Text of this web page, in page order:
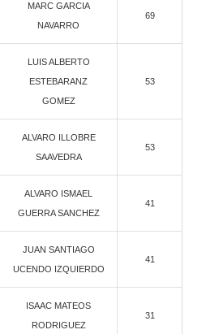
MARC GARCIA
NAVARRO
69
LUIS ALBERTO
ESTEBARANZ
GOMEZ
53
ALVARO ILLOBRE
SAAVEDRA
53
ALVARO ISMAEL
GUERRA SANCHEZ
41
JUAN SANTIAGO
UCENDO IZQUIERDO
41
ISAAC MATEOS
RODRIGUEZ
31